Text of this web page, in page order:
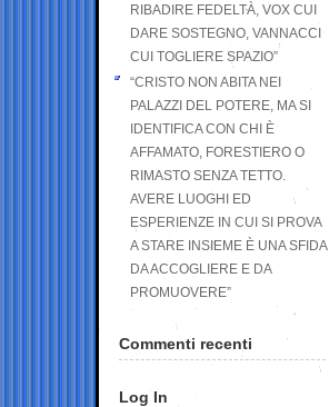
RIBADIRE FEDELTÀ, VOX CUI
DARE SOSTEGNO, VANNACCI
CUI TOGLIERE SPAZIO”
“CRISTO NON ABITA NEI
PALAZZI DEL POTERE, MA SI
IDENTIFICA CON CHI È
AFFAMATO, FORESTIERO O
RIMASTO SENZA TETTO.
AVERE LUOGHI ED
ESPERIENZE IN CUI SI PROVA
A STARE INSIEME È UNA SFIDA
DA ACCOGLIERE E DA
PROMUOVERE”
Commenti recenti
Log In